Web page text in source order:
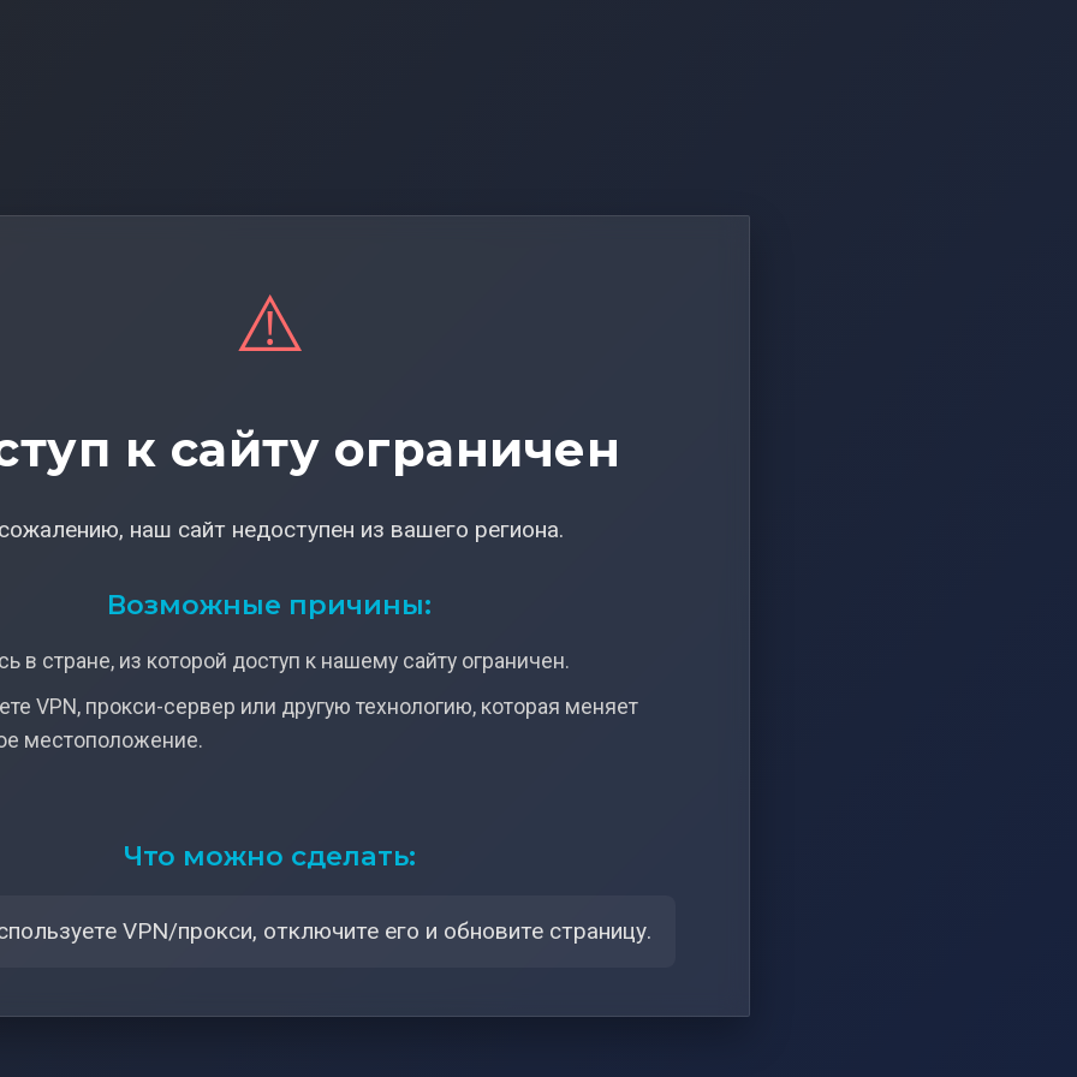
⚠️
к сайту ограничен
наш сайт недоступен из вашего региона.
Возможные причины:
в стране, из которой доступ к нашему сайту ограничен.
VPN, прокси-сервер или другую технологию, которая меняет
местоположение.
Что можно сделать:
VPN/прокси, отключите его и обновите страницу.